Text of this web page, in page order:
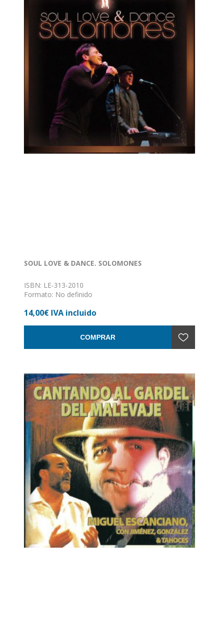
SOUL LOVE & DANCE. SOLOMONES
ISBN: LE-313-2010
Formato: No definido
14,00€ IVA incluido
COMPRAR